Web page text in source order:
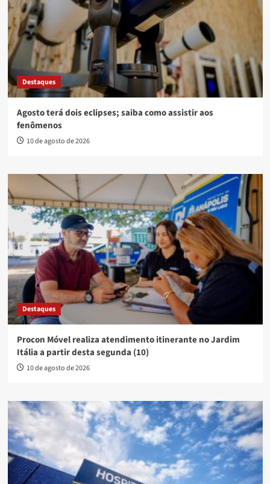
Destaques
Agosto terá dois eclipses; saiba como assistir aos
fenômenos
10 de agosto de 2026
Destaques
Procon Móvel realiza atendimento itinerante no Jardim
Itália a partir desta segunda (10)
10 de agosto de 2026